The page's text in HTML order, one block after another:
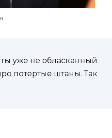
уже не обласканный
потертые штаны. Так